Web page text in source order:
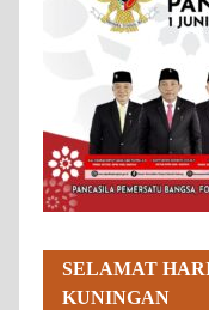
SELAMAT
KUNINGAN